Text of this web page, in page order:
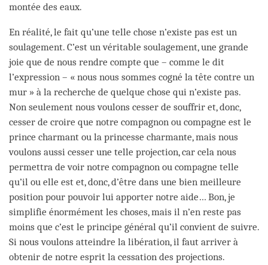
montée des eaux.
En réalité, le fait qu’une telle chose n’existe pas est un
soulagement. C’est un véritable soulagement, une grande
joie que de nous rendre compte que – comme le dit
l’expression – « nous nous sommes cogné la tête contre un
mur » à la recherche de quelque chose qui n’existe pas.
Non seulement nous voulons cesser de souffrir et, donc,
cesser de croire que notre compagnon ou compagne est le
prince charmant ou la princesse charmante, mais nous
voulons aussi cesser une telle projection, car cela nous
permettra de voir notre compagnon ou compagne telle
qu’il ou elle est et, donc, d’être dans une bien meilleure
position pour pouvoir lui apporter notre aide… Bon, je
simplifie énormément les choses, mais il n’en reste pas
moins que c’est le principe général qu’il convient de suivre.
Si nous voulons atteindre la libération, il faut arriver à
obtenir de notre esprit la cessation des projections.